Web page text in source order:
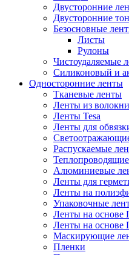
Двусторонние
Двусторонние
Безосновные
Листы
Рулоны
Чистоудаляемые
Силиконовый и
Односторонние ленты
Тканевые ленты
Ленты из
Ленты Tesa
Ленты для
Распускаемые
Алюминиевые
Ленты для
Ленты на
Упаковочные
Ленты на
Ленты на
Маскирующие
Пленки